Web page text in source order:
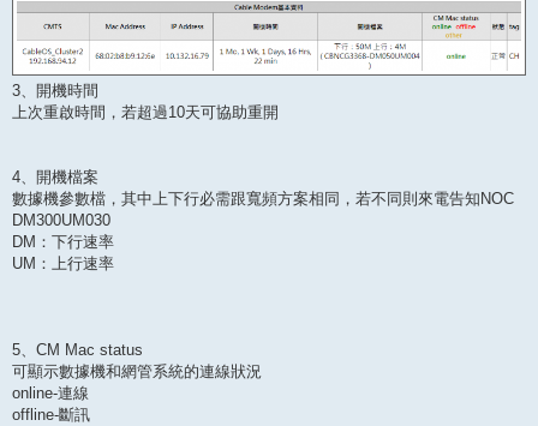
3、開機時間
上次重啟時間，若超過10天可協助重開
4、開機檔案
數據機參數檔，其中上下行必需跟寬頻方案相同，若不同則來電告知NOC
DM300UM030
DM：下行速率
UM：上行速率
5、CM Mac status
可顯示數據機和網管系統的連線狀況
online-連線
offline-斷訊